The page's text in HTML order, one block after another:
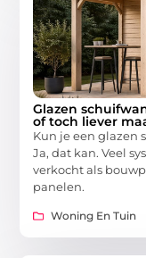
Glazen
of toch liever
Kun je een glazen
Ja, dat kan. Veel
verkocht als
panelen.
Woning En Tuin